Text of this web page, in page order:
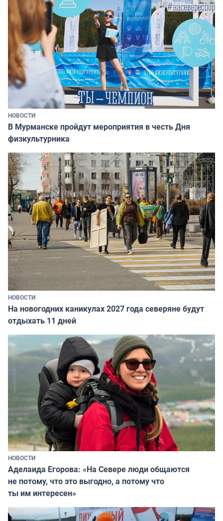
НОВОСТИ
В Мурманске пройдут мероприятия в честь Дня
физкультурника
НОВОСТИ
На новогодних каникулах 2027 года северяне будут
отдыхать 11 дней
НОВОСТИ
Аделаида Егорова: «На Севере люди общаются
не потому, что это выгодно, а потому что
ты им интересен»